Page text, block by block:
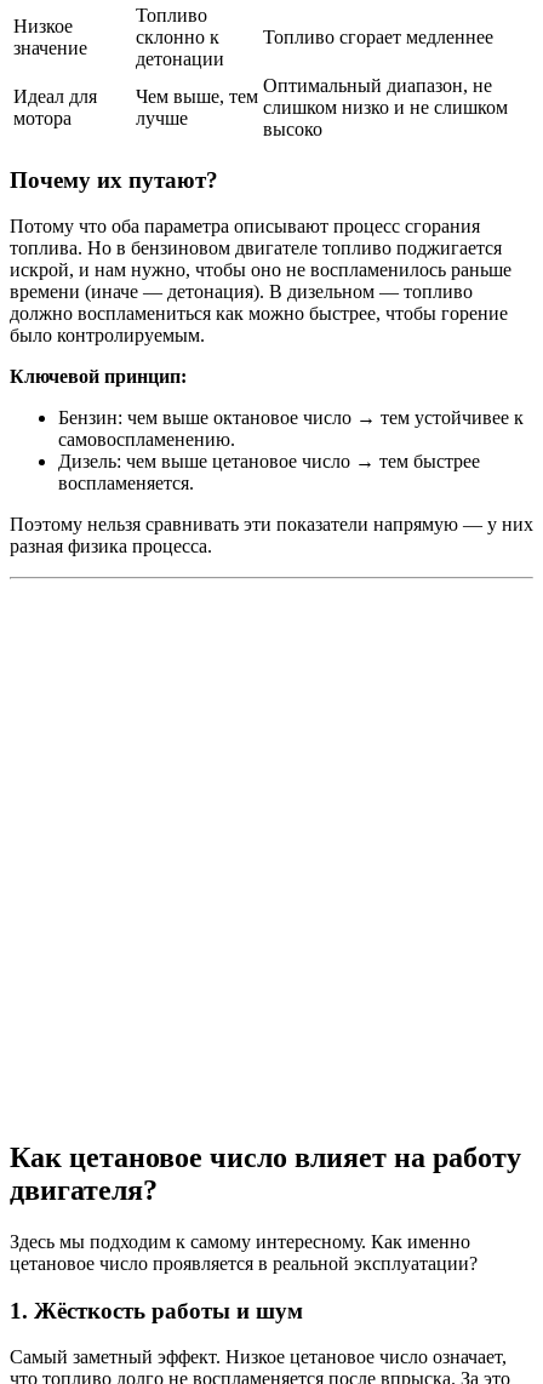
Низкое
значение
Топливо
склонно к
детонации
Топливо сгорает медленнее
Идеал для
мотора
Чем выше, тем
лучше
Оптимальный диапазон, не
слишком низко и не слишком
высоко
Почему их путают?
Потому что оба параметра описывают процесс сгорания
топлива. Но в бензиновом двигателе топливо поджигается
искрой, и нам нужно, чтобы оно не воспламенилось раньше
времени (иначе — детонация). В дизельном — топливо
должно воспламениться как можно быстрее, чтобы горение
было контролируемым.
Ключевой принцип:
Бензин: чем выше октановое число → тем устойчивее к
самовоспламенению.
Дизель: чем выше цетановое число → тем быстрее
воспламеняется.
Поэтому нельзя сравнивать эти показатели напрямую — у них
разная физика процесса.
Как цетановое число влияет на работу
двигателя?
Здесь мы подходим к самому интересному. Как именно
цетановое число проявляется в реальной эксплуатации?
1. Жёсткость работы и шум
Самый заметный эффект. Низкое цетановое число означает,
что топливо долго не воспламеняется после впрыска. За это